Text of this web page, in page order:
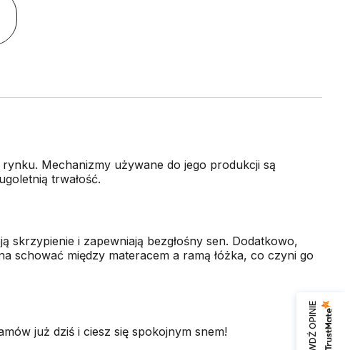
Mechanizmy używane do jego produkcji są
trwałość.
i zapewniają bezgłośny sen. Dodatkowo,
schować między materacem a ramą łóżka, co czyni go
już dziś i ciesz się spokojnym snem!